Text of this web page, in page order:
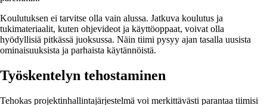
Koulutuksen ei tarvitse olla vain alussa. Jatkuva koulutus ja
tukimateriaalit, kuten ohjevideot ja käyttöoppaat, voivat olla
hyödyllisiä pitkässä juoksussa. Näin tiimi pysyy ajan tasalla uusista
ominaisuuksista ja parhaista käytännöistä.
Työskentelyn tehostaminen
Tehokas projektinhallintajärjestelmä voi merkittävästi parantaa tiimisi